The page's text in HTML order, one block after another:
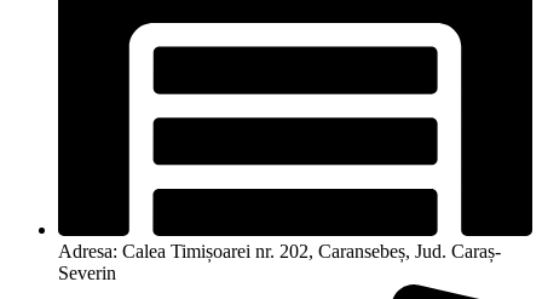
Adresa: Calea Timișoarei nr. 202, Caransebeș, Jud. Caraș-
Severin